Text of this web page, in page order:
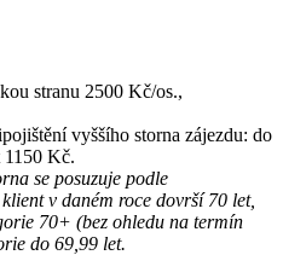
stranu 2500 Kč/os.,
vyššího storna zájezdu: do
Kč.
se posuzuje podle
v daném roce dovrší 70 let,
70+ (bez ohledu na termín
do 69,99 let.